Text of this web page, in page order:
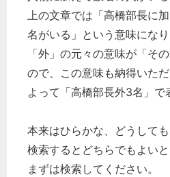
上の文章では「高橋部長に
名がいる」という意味になり
「外」の元々の意味が「そ
ので、この意味も納得いただ
よって「高橋部長外3名」で
本来はひらかな、どうしても
検索するとどちらでもよいと
まずは検索してください。